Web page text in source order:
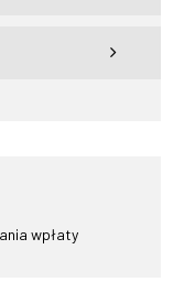
wpłaty